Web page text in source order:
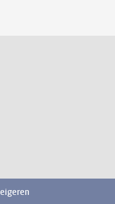
instagram
ons op mastodon